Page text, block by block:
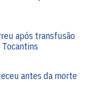
após transfusão
antes da morte